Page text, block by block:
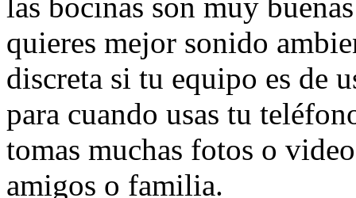
quieres mejor sonido
discreta si tu equipo es de
para cuando usas tu
tomas muchas fotos o
amigos o familia.